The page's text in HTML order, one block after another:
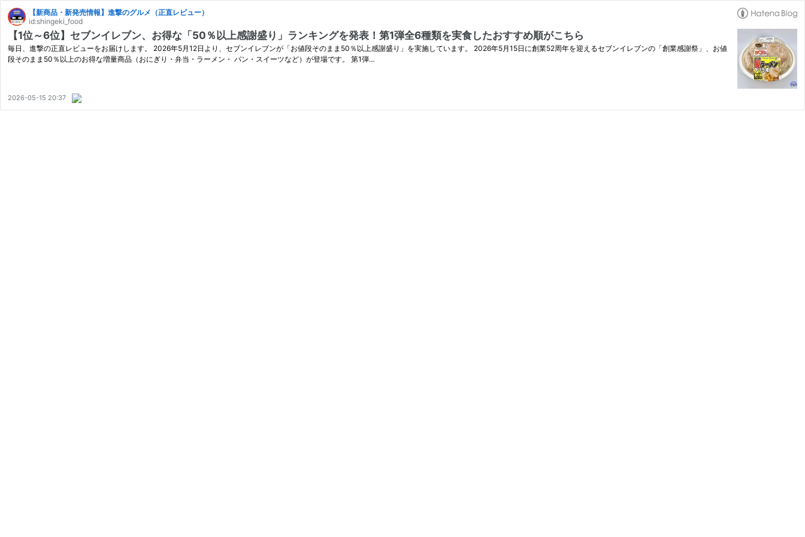
【新商品・新発売情報】進撃のグルメ（正直レビュー）
id:shingeki_food
【1位～6位】セブンイレブン、お得な「50％以上感謝盛り」ランキングを発表！第1弾全6種類を実食したおすすめ順がこちら
毎日、進撃の正直レビューをお届けします。 2026年5月12日より、セブンイレブンが「お値段そのまま50％以上感謝盛り」を実施しています。 2026年5月15日に創業52周年を迎えるセブンイレブンの「創業感謝祭」、お値
段そのまま50％以上のお得な増量商品（おにぎり・弁当・ラーメン・ パン・スイーツなど）が登場です。 第1弾…
2026-05-15 20:37